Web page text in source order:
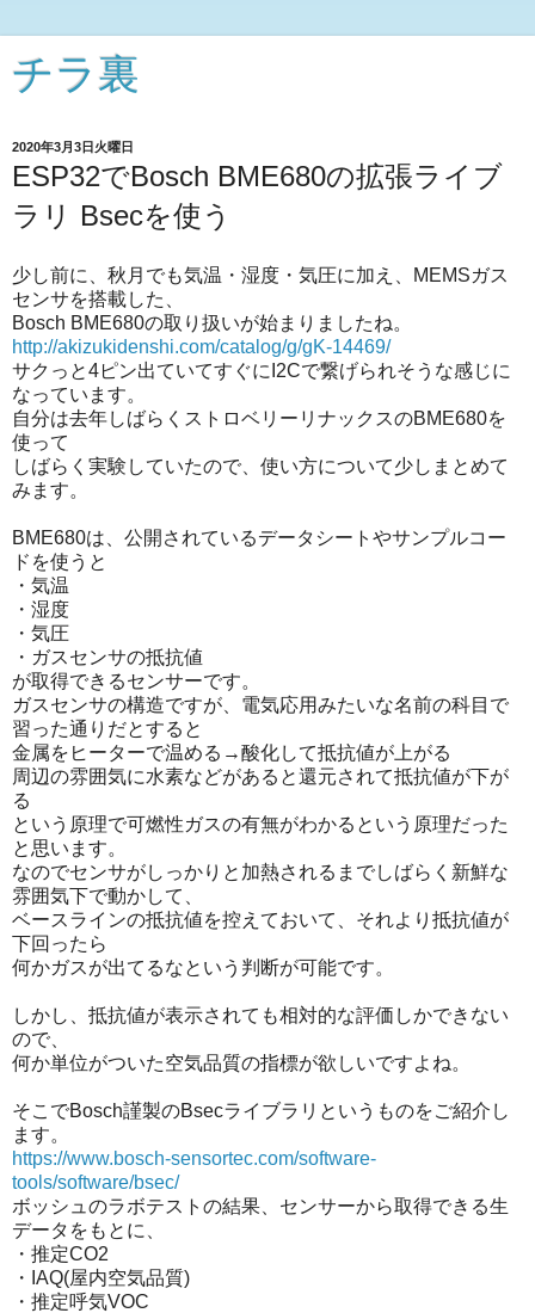
チラ裏
2020年3月3日火曜日
ESP32でBosch BME680の拡張ライブ
ラリ Bsecを使う
少し前に、秋月でも気温・湿度・気圧に加え、MEMSガス
センサを搭載した、
Bosch BME680の取り扱いが始まりましたね。
http://akizukidenshi.com/catalog/g/gK-14469/
サクっと4ピン出ていてすぐにI2Cで繋げられそうな感じに
なっています。
自分は去年しばらくストロベリーリナックスのBME680を
使って
しばらく実験していたので、使い方について少しまとめて
みます。
BME680は、公開されているデータシートやサンプルコー
ドを使うと
・気温
・湿度
・気圧
・ガスセンサの抵抗値
が取得できるセンサーです。
ガスセンサの構造ですが、電気応用みたいな名前の科目で
習った通りだとすると
金属をヒーターで温める→酸化して抵抗値が上がる
周辺の雰囲気に水素などがあると還元されて抵抗値が下が
る
という原理で可燃性ガスの有無がわかるという原理だった
と思います。
なのでセンサがしっかりと加熱されるまでしばらく新鮮な
雰囲気下で動かして、
ベースラインの抵抗値を控えておいて、それより抵抗値が
下回ったら
何かガスが出てるなという判断が可能です。
しかし、抵抗値が表示されても相対的な評価しかできない
ので、
何か単位がついた空気品質の指標が欲しいですよね。
そこでBosch謹製のBsecライブラリというものをご紹介し
ます。
https://www.bosch-sensortec.com/software-
tools/software/bsec/
ボッシュのラボテストの結果、センサーから取得できる生
データをもとに、
・推定CO2
・IAQ(屋内空気品質)
・推定呼気VOC